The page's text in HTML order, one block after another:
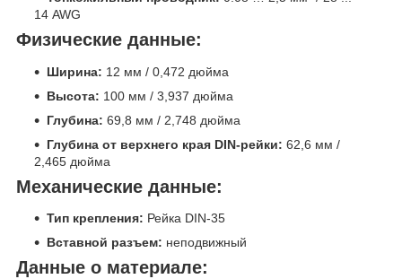
14 AWG
Физические данные:
Ширина: 12 мм / 0,472 дюйма
Высота: 100 мм / 3,937 дюйма
Глубина: 69,8 мм / 2,748 дюйма
Глубина от верхнего края DIN-рейки: 62,6 мм /
2,465 дюйма
Механические данные:
Тип крепления: Рейка DIN-35
Вставной разъем: неподвижный
Данные о материале: